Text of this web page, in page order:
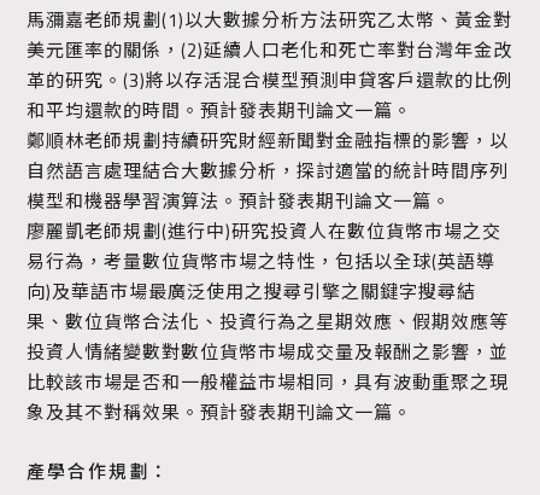
馬瀰嘉老師規劃(1)以大數據分析方法研究乙太幣、黃金對
美元匯率的關係，(2)延續人口老化和死亡率對台灣年金改
革的研究。(3)將以存活混合模型預測申貸客戶還款的比例
和平均還款的時間。預計發表期刊論文一篇。
鄭順林老師規劃持續研究財經新聞對金融指標的影響，以
自然語言處理結合大數據分析，探討適當的統計時間序列
模型和機器學習演算法。預計發表期刊論文一篇。
廖麗凱老師規劃(進行中)研究投資人在數位貨幣市場之交
易行為，考量數位貨幣市場之特性，包括以全球(英語導
向)及華語市場最廣泛使用之搜尋引擎之關鍵字搜尋結
果、數位貨幣合法化、投資行為之星期效應、假期效應等
投資人情緒變數對數位貨幣市場成交量及報酬之影響，並
比較該市場是否和一般權益市場相同，具有波動重聚之現
象及其不對稱效果。預計發表期刊論文一篇。
產學合作規劃：